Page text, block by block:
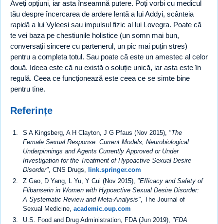
Aveți opțiuni, iar asta înseamnă putere. Poți vorbi cu medicul
tău despre încercarea de ardere lentă a lui Addyi, scânteia
rapidă a lui Vyleesi sau impulsul fizic al lui Lovegra. Poate că
te vei baza pe chestiunile holistice (un somn mai bun,
conversații sincere cu partenerul, un pic mai puțin stres)
pentru a completa totul. Sau poate că este un amestec al celor
două. Ideea este că nu există o soluție unică, iar asta este în
regulă. Ceea ce funcționează este ceea ce se simte bine
pentru tine.
Referințe
S A Kingsberg, A H Clayton, J G Pfaus (Nov 2015), "The
Female Sexual Response: Current Models, Neurobiological
Underpinnings and Agents Currently Approved or Under
Investigation for the Treatment of Hypoactive Sexual Desire
Disorder" , CNS Drugs,
link.springer.com
Z Gao, D Yang, L Yu, Y Cui (Nov 2015), "Efficacy and Safety of
Flibanserin in Women with Hypoactive Sexual Desire Disorder:
A Systematic Review and Meta-Analysis" , The Journal of
Sexual Medicine, academic.oup.com
U.S. Food and Drug Administration, FDA (Jun 2019), "FDA